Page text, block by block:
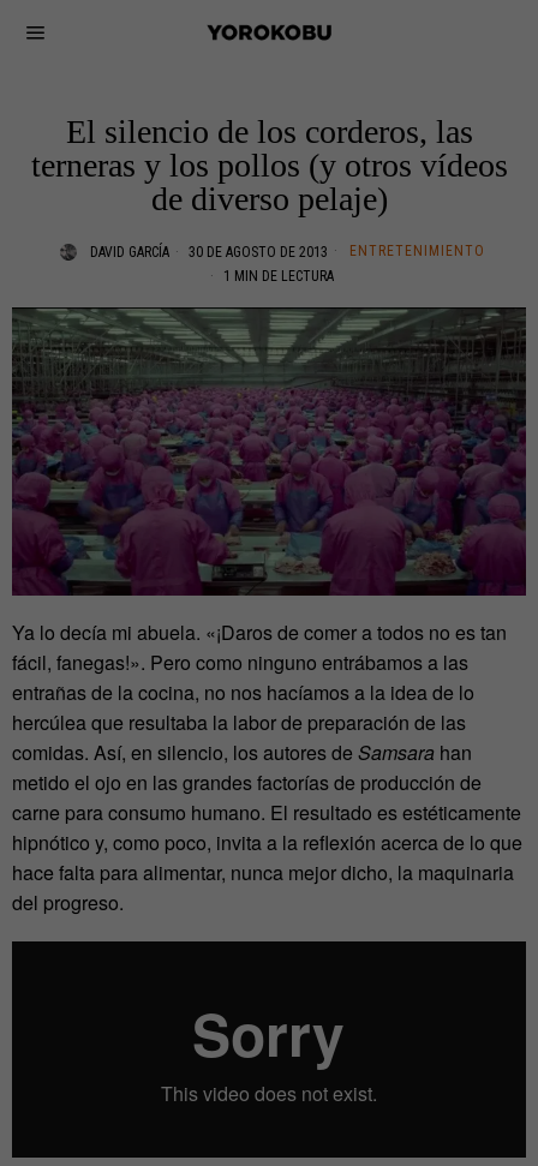
El silencio de los corderos, las
terneras y los pollos (y otros vídeos
de diverso pelaje)
DAVID GARCÍA 30 DE AGOSTO DE 2013
ENTRETENIMIENTO
1 MIN DE LECTURA
Ya lo decía mi abuela. «¡Daros de comer a todos no es tan
fácil, fanegas!». Pero como ninguno entrábamos a las
entrañas de la cocina, no nos hacíamos a la idea de lo
hercúlea que resultaba la labor de preparación de las
comidas. Así, en silencio, los autores de Samsara han
metido el ojo en las grandes factorías de producción de
carne para consumo humano. El resultado es estéticamente
hipnótico y, como poco, invita a la reflexión acerca de lo que
hace falta para alimentar, nunca mejor dicho, la maquinaria
del progreso.